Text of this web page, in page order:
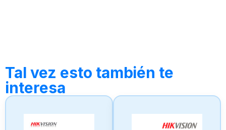
Tal vez esto también te
interesa